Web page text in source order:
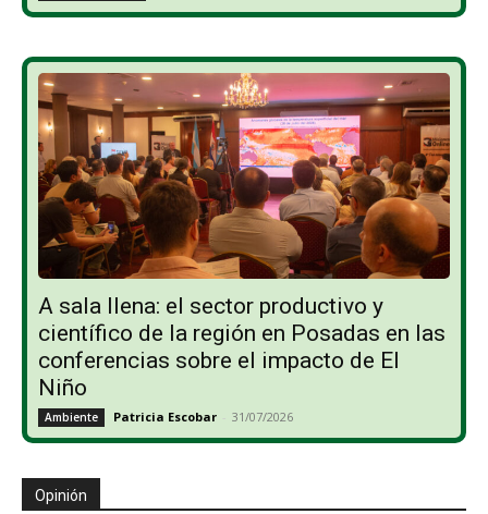
A sala llena: el sector productivo y
científico de la región en Posadas en las
conferencias sobre el impacto de El
Niño
Ambiente Patricia Escobar - 31/07/2026
Opinión